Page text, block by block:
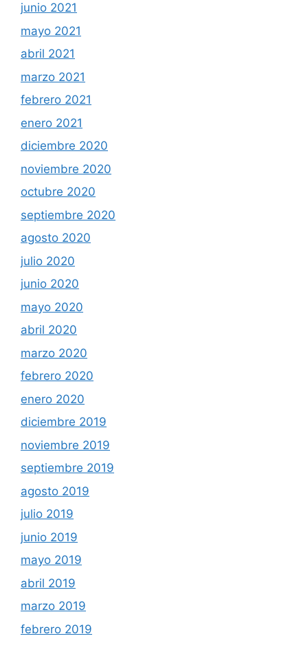
junio 2021
mayo 2021
abril 2021
marzo 2021
febrero 2021
enero 2021
diciembre 2020
noviembre 2020
octubre 2020
septiembre 2020
agosto 2020
julio 2020
junio 2020
mayo 2020
abril 2020
marzo 2020
febrero 2020
enero 2020
diciembre 2019
noviembre 2019
septiembre 2019
agosto 2019
julio 2019
junio 2019
mayo 2019
abril 2019
marzo 2019
febrero 2019